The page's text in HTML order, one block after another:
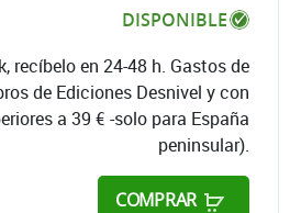
DISPONIBLE
recíbelo en 24-48 h. Gastos de
de Ediciones Desnivel y con
a 39 € -solo para España
peninsular).
COMPRAR